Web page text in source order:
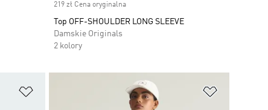
219 zł Cena oryginalna
Top OFF-SHOULDER LONG SLEEVE
Damskie Originals
2 kolory